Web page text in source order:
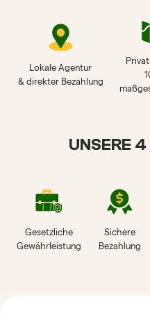
Lokale Agentur
& direkter Bezahlung
UNSERE
Gesetzliche
Gewährleistung
Sichere
Bezahlung